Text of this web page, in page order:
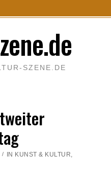
SZENE.DE
IN KUNST & KULTUR,